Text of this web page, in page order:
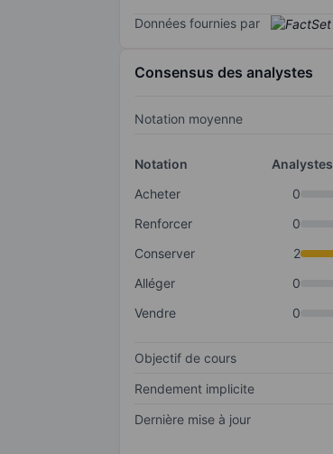
Données fournies par
Consensus des analystes
Notation moyenne
Notation
Analystes
Acheter
0
Renforcer
0
Conserver
2
Alléger
0
Vendre
0
Objectif de cours
Rendement implicite
Dernière mise à jour